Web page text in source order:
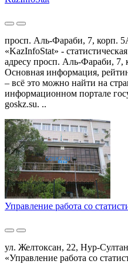
просп. Аль-Фараби, 7, корп.
«KazInfoStat» -
адресу просп. Аль-Фараби,
Основная информация,
– всё это можно найти на
информационном портале
goskz.su. ..
Управление работа со
ул. Желтоксан, 22, Нур-
«Управление работа со